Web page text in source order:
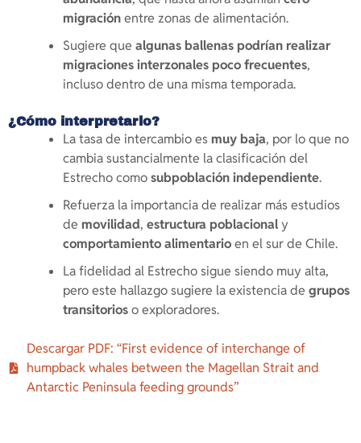
migraciónentre zonas de alimentación.
Sugiere que algunas ballenas podrían realizar
migraciones interzonales poco frecuentes,
incluso dentro de una misma temporada.
¿Cómo interpretarlo?
La tasa de intercambio es muy baja, por lo que no
cambia sustancialmente la clasificación del
Estrecho comosubpoblación independiente.
Refuerza la importancia de realizar más estudios
de movilidad, estructura poblacionaly
comportamiento alimentarioen el sur de Chile.
La fidelidad al Estrecho sigue siendo muy alta,
pero este hallazgo sugiere la existencia de grupos
transitorioso exploradores.
Descargar PDF: “First evidence of interchange of
humpback whales between the Magellan Strait and
Antarctic Peninsula feeding grounds”